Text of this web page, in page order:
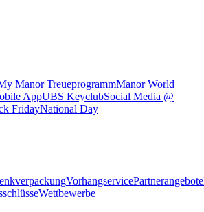
Manor TreueprogrammManor World
AppUBS KeyclubSocial Media @
FridayNational Day
VorhangservicePartnerangebote
Wettbewerbe